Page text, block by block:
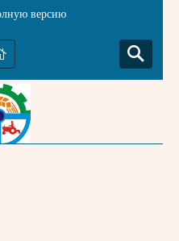
версию